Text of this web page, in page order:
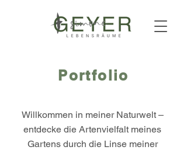
Portfolio
​Willkommen in meiner Naturwelt –
entdecke die Artenvielfalt meines
Gartens durch die Linse meiner